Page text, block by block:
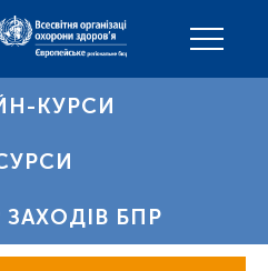
КУРСИ
БПР